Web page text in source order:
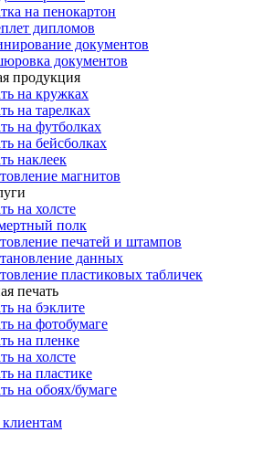
на пенокартон
дипломов
документов
документов
продукция
на кружках
на тарелках
на футболках
на бейсболках
наклеек
магнитов
на холсте
полк
печатей и штампов
данных
пластиковых табличек
печать
на бэклите
на фотобумаге
на пленке
на холсте
на пластике
на обоях/бумаге